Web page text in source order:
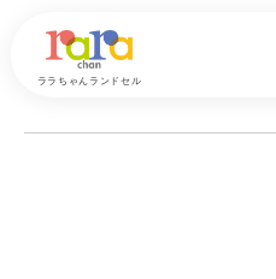
ララちゃんランドセル